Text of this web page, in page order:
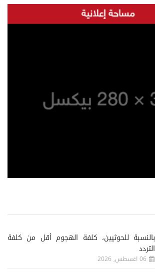
‏بالنسبة للحوثيين، كلفة الهجوم أقل من كلفة
التردد
06 اغسطس, 2026